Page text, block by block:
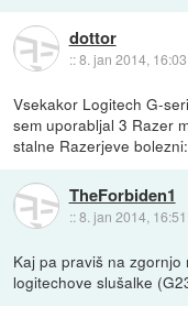
dottor
::8. jan 2014, 16:03
Vsekakor Logitech G-
sem uporabljal 3 Razer
stalne Razerjeve
TheForbiden1
::8. jan 2014, 16:51
Kaj pa praviš na
logitechove slušalke